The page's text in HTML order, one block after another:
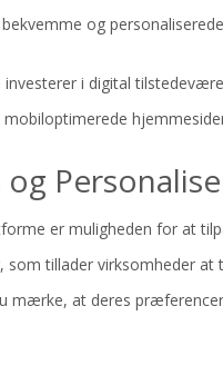
og
i digital
er muligheden for at
tillader virksomheder
mærke, at deres